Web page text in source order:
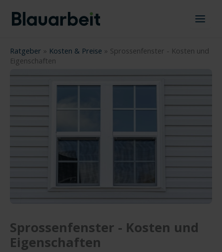
Inhalt
springen
Ratgeber » Kosten & Preise » Sprossenfenster - Kosten und
Eigenschaften
Sprossenfenster - Kosten und
Eigenschaften